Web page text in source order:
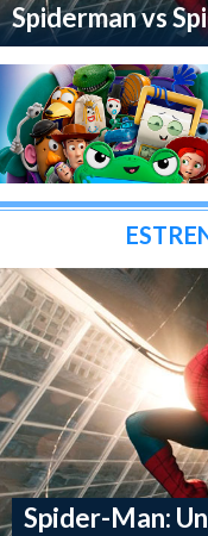
Spiderman vs
Spider-Man: